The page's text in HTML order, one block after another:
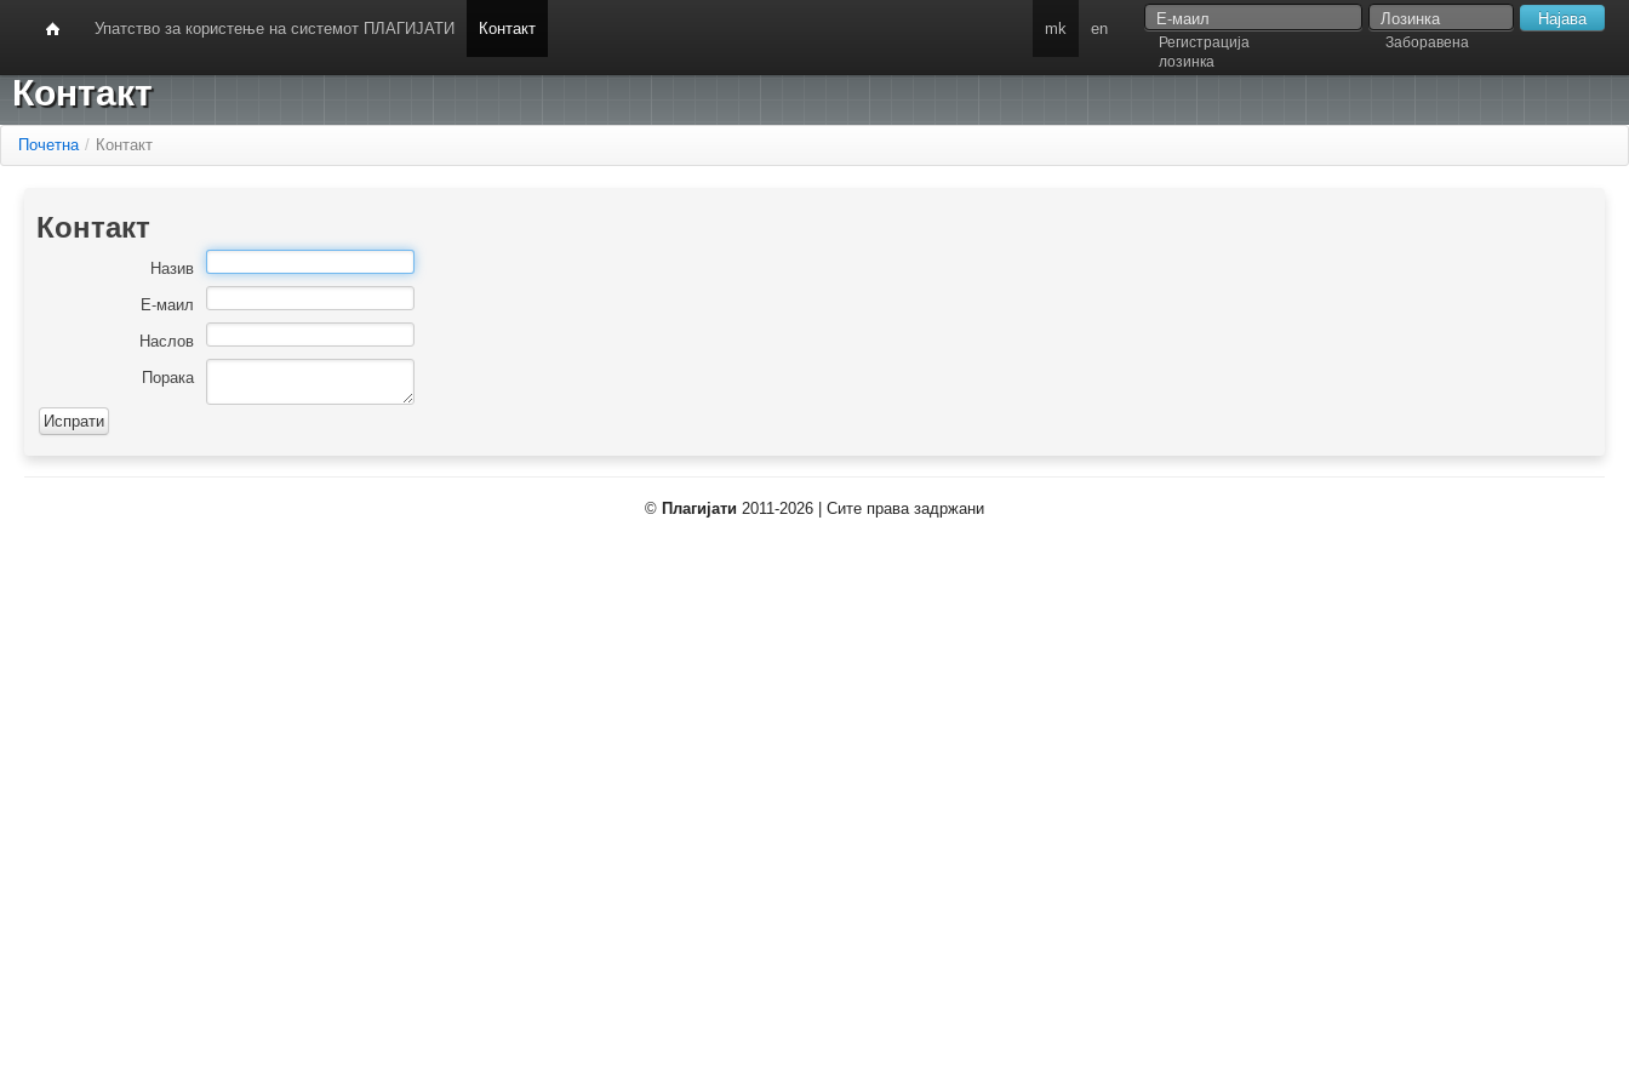
Упатство за користење на системот ПЛАГИЈАТИ Контакт
Регистрација
Заборавена
лозинка
mk en
Контакт
Почетна / Контакт
Контакт
Назив
Е-маил
Наслов
Порака
© Плагијати 2011-2026 | Сите права задржани